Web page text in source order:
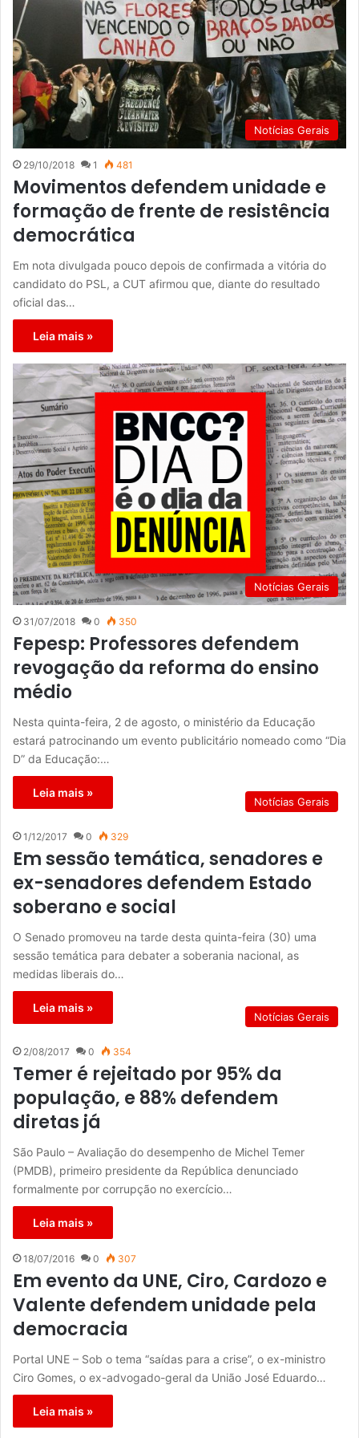
Notícias Gerais
29/10/2018 1 481
Movimentos defendem unidade e
formação de frente de resistência
democrática
Em nota divulgada pouco depois de confirmada a vitória do
candidato do PSL, a CUT afirmou que, diante do resultado
oficial das…
Leia mais »
Notícias Gerais
31/07/2018 0 350
Fepesp: Professores defendem
revogação da reforma do ensino
médio
Nesta quinta-feira, 2 de agosto, o ministério da Educação
estará patrocinando um evento publicitário nomeado como “Dia
D” da Educação:…
Leia mais »
Notícias Gerais
1/12/2017 0 329
Em sessão temática, senadores e
ex-senadores defendem Estado
soberano e social
O Senado promoveu na tarde desta quinta-feira (30) uma
sessão temática para debater a soberania nacional, as
medidas liberais do…
Leia mais »
Notícias Gerais
2/08/2017 0 354
Temer é rejeitado por 95% da
população, e 88% defendem
diretas já
São Paulo – Avaliação do desempenho de Michel Temer
(PMDB), primeiro presidente da República denunciado
formalmente por corrupção no exercício…
Leia mais »
18/07/2016 0 307
Em evento da UNE, Ciro, Cardozo e
Valente defendem unidade pela
democracia
Portal UNE – Sob o tema “saídas para a crise”, o ex-ministro
Ciro Gomes, o ex-advogado-geral da União José Eduardo…
Leia mais »